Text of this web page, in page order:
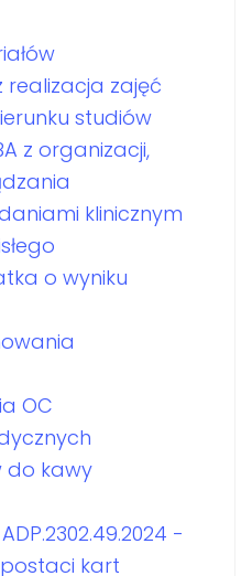
zajęć
studiów
z organizacji,
klinicznym
o wyniku
OC
do kawy
-
kart